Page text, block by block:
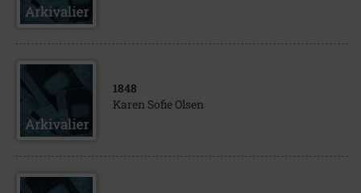
1848
Karen Sofie Olsen